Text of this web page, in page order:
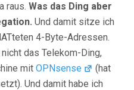
raus. Was das Ding aber
Und damit sitze ich
4-Byte-Adressen.
das Telekom-Ding,
mit OPNsense
(hat
Und damit habe ich